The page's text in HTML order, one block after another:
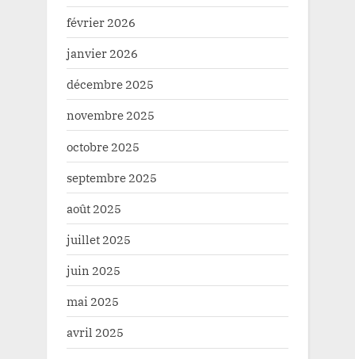
février 2026
janvier 2026
décembre 2025
novembre 2025
octobre 2025
septembre 2025
août 2025
juillet 2025
juin 2025
mai 2025
avril 2025